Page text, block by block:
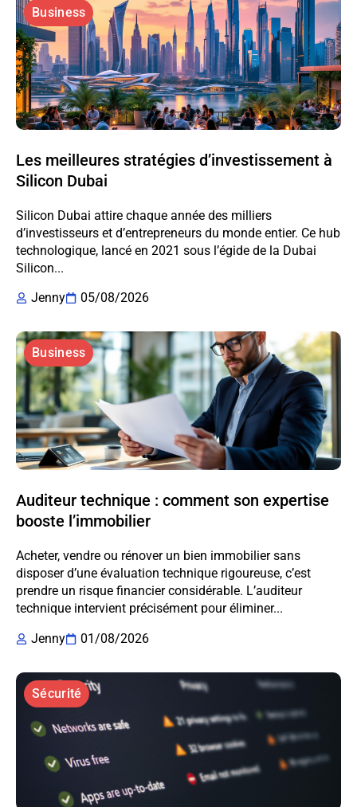
Business
Les meilleures stratégies d’investissement à
Silicon Dubai
Silicon Dubai attire chaque année des milliers
d’investisseurs et d’entrepreneurs du monde entier. Ce hub
technologique, lancé en 2021 sous l’égide de la Dubai
Silicon...
Jenny
05/08/2026
Business
Auditeur technique : comment son expertise
booste l’immobilier
Acheter, vendre ou rénover un bien immobilier sans
disposer d’une évaluation technique rigoureuse, c’est
prendre un risque financier considérable. L’auditeur
technique intervient précisément pour éliminer...
Jenny
01/08/2026
Sécurité